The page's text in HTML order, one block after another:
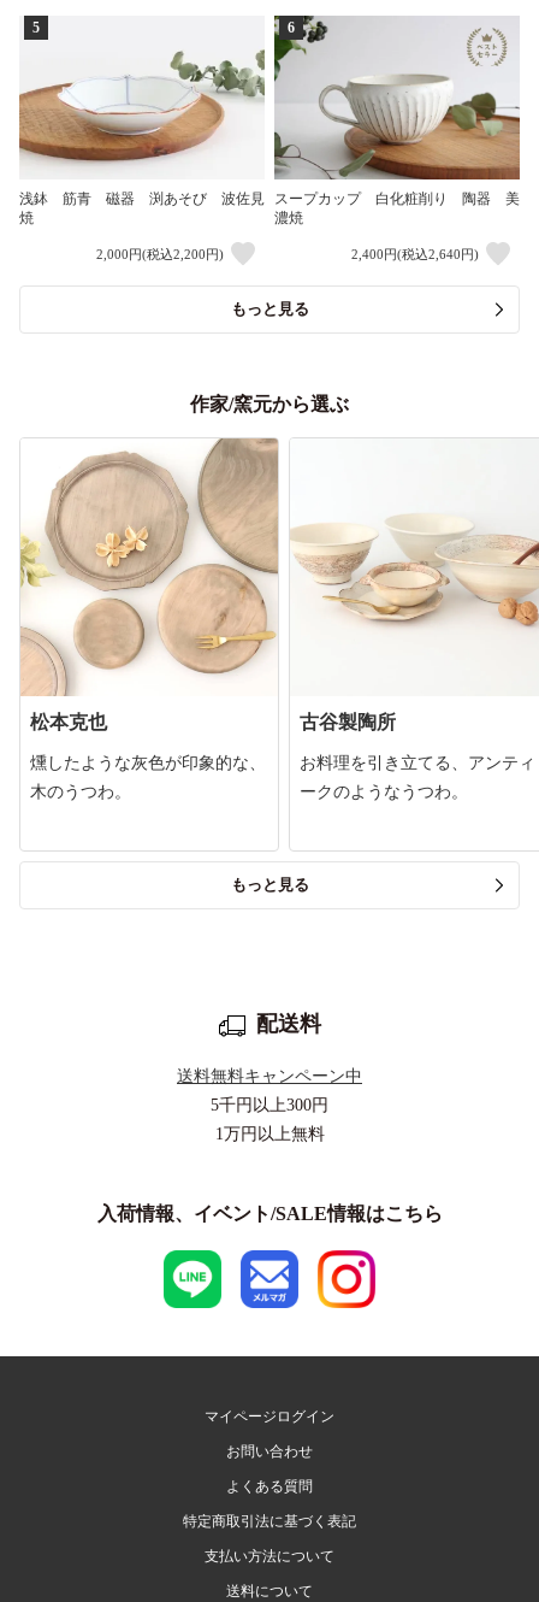
5
浅鉢 筋青 磁器 渕あそび 波佐見
焼
2,000円(税込2,200円)
6
スープカップ 白化粧削り 陶器 美
濃焼
2,400円(税込2,640円)
もっと見る
作家/窯元から選ぶ
松本克也
燻したような灰色が印象的な、
木のうつわ。
古谷製陶所
お料理を引き立てる、アンティ
ークのようなうつわ。
もっと見る
配送料
送料無料キャンペーン中
5千円以上300円
1万円以上無料
入荷情報、イベント/SALE情報はこちら
マイページログイン
お問い合わせ
よくある質問
特定商取引法に基づく表記
支払い方法について
送料について